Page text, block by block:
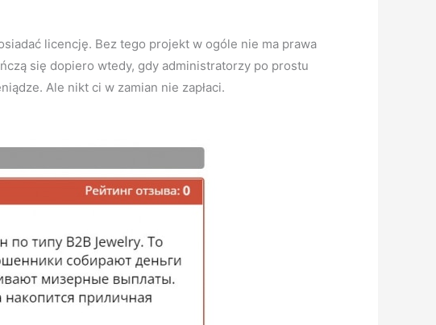
licencję. Bez tego projekt w ogóle nie ma prawa
się dopiero wtedy, gdy administratorzy po prostu
Ale nikt ci w zamian nie zapłaci.